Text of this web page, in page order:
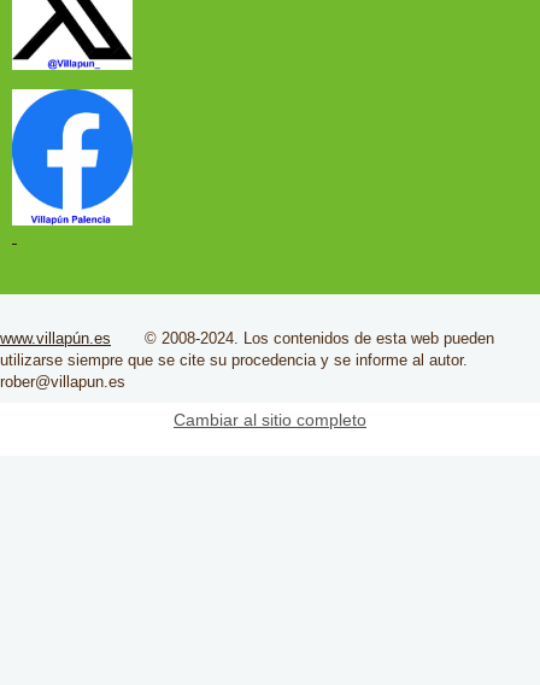
www.villapún.es © 2008-2024. Los contenidos de esta web pueden
utilizarse siempre que se cite su procedencia y se informe al autor.
rober@villapun.es
Cambiar al sitio completo